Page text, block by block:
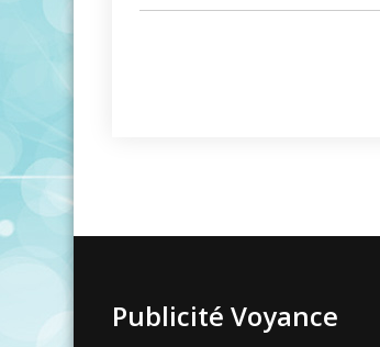
Publicité Voyance